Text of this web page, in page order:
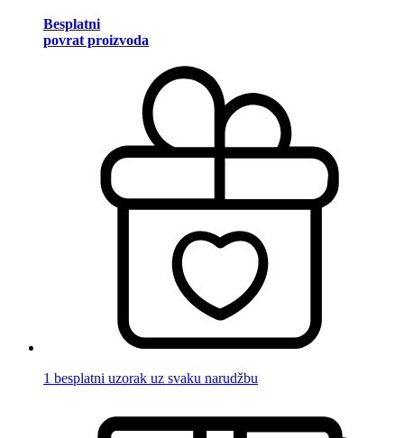
Besplatni
povrat proizvoda
1 besplatni uzorak uz svaku narudžbu